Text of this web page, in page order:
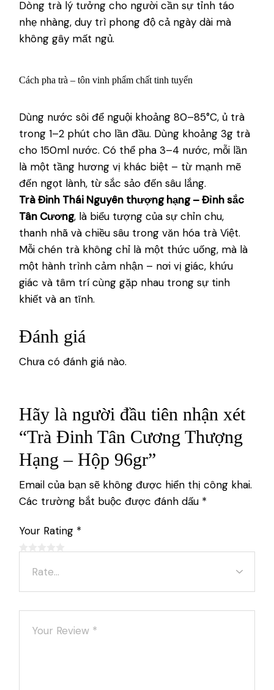
Dòng trà lý tưởng cho người cần sự tỉnh táo
nhẹ nhàng, duy trì phong độ cả ngày dài mà
không gây mất ngủ.
Cách pha trà – tôn vinh phẩm chất tinh tuyển
Dùng nước sôi để nguội khoảng 80–85°C, ủ trà
trong 1–2 phút cho lần đầu. Dùng khoảng 3g trà
cho 150ml nước. Có thể pha 3–4 nước, mỗi lần
là một tầng hương vị khác biệt – từ mạnh mẽ
đến ngọt lành, từ sắc sảo đến sâu lắng.
Trà Đinh Thái Nguyên thượng hạng – Đỉnh sắc
Tân Cương, là biểu tượng của sự chỉn chu,
thanh nhã và chiều sâu trong văn hóa trà Việt.
Mỗi chén trà không chỉ là một thức uống, mà là
một hành trình cảm nhận – nơi vị giác, khứu
giác và tâm trí cùng gặp nhau trong sự tinh
khiết và an tĩnh.
Đánh giá
Chưa có đánh giá nào.
Hãy là người đầu tiên nhận xét
“Trà Đinh Tân Cương Thượng
Hạng – Hộp 96gr”
Email của bạn sẽ không được hiển thị công khai.
Các trường bắt buộc được đánh dấu *
Your Rating *